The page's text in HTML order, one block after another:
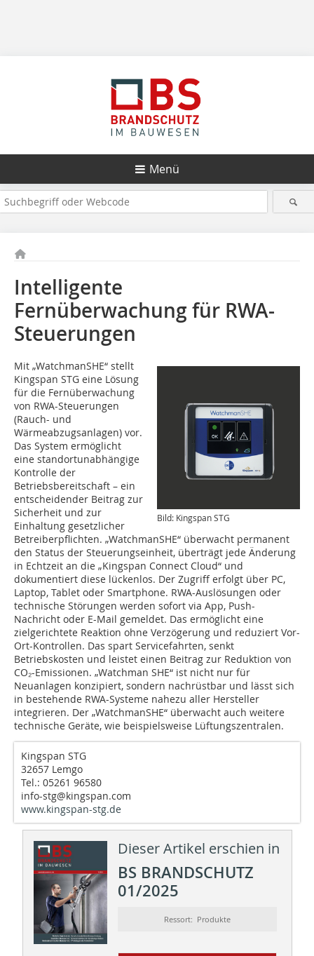
Menü
Intelligente
Fernüberwachung für RWA-
Steuerungen
Bild: Kingspan STG
Mit „WatchmanSHE“ stellt
Kingspan STG eine Lösung
für die Fernüberwachung
von RWA-Steuerungen
(Rauch- und
Wärmeabzugsanlagen) vor.
Das System ermöglicht
eine standortunabhängige
Kontrolle der
Betriebsbereitschaft – ein
entscheidender Beitrag zur
Sicherheit und zur
Einhaltung gesetzlicher
Betreiberpflichten. „WatchmanSHE“ überwacht permanent
den Status der Steuerungseinheit, überträgt jede Änderung
in Echtzeit an die „Kingspan Connect Cloud“ und
dokumentiert diese lückenlos. Der Zugriff erfolgt über PC,
Laptop, Tablet oder Smartphone. RWA-Auslösungen oder
technische Störungen werden sofort via App, Push-
Nachricht oder E-Mail gemeldet. Das ermöglicht eine
zielgerichtete Reaktion ohne Verzögerung und reduziert Vor-
Ort-Kontrollen. Das spart Servicefahrten, senkt
Betriebskosten und leistet einen Beitrag zur Reduktion von
CO₂-Emissionen. „Watchman SHE“ ist nicht nur für
Neuanlagen konzipiert, sondern nachrüstbar und lässt sich
in bestehende RWA-Systeme nahezu aller Hersteller
integrieren. Der „WatchmanSHE“ überwacht auch weitere
technische Geräte, wie beispielsweise Lüftungszentralen.
Kingspan STG
32657 Lemgo
Tel.: 05261 96580
info-stg@kingspan.com
www.kingspan-stg.de
Dieser Artikel erschien in
BS BRANDSCHUTZ
01/2025
Ressort: Produkte